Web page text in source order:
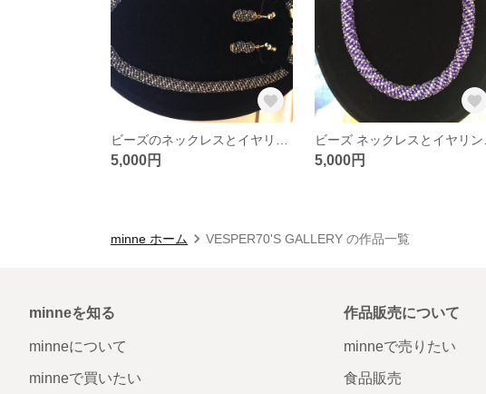
5,000円 5,000円
minne ホーム VESPER70'S GALLERY の作品一覧
minneを知る
minneについて
minneで買いたい
作品販売について
minneで売りたい
食品販売